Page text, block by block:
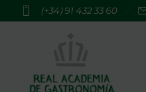
(+34) 91 432 33 60